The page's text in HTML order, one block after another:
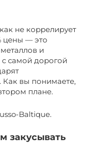
не коррелирует
цены — это
и
самой дорогой
вы понимаете,
плане.
Baltique.
закусывать